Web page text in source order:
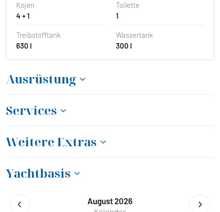
Kojen
4 + 1
Toilette
1
Treibstofftank
630 l
Wassertank
300 l
Ausrüstung
Services
Weitere Extras
Yachtbasis
August 2026